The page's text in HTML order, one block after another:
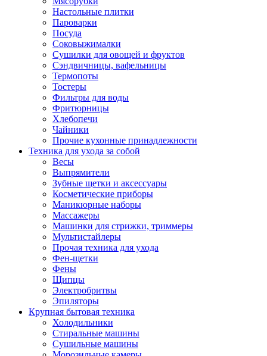
Зависимые комплекты
Посудомоечные машины встраиваемые
Стиральные машины встраиваемые
Холодильники встраиваемые
Техника для дома
Пылесосы
Утюги
Оверлоки
Настольные лампы
Часы
Стеклоочистители
Машинки для снятия катышков
Сушилки для белья и обуви
Климатическая техника
Приточно-вытяжные вентиляторы
Теплый пол
Обогреватели
Тепловентиляторы
Тепловые завесы
Тепловые пушки
Увлажнители
Радиаторы
Настольные плитки
Пароварки
Посуда
Соковыжималки
Сушилки для овощей и фруктов
Сэндвичницы, вафельницы
Термопоты
Тостеры
Фильтры для воды
Фритюрницы
Хлебопечи
Чайники
Прочие кухонные принадлежности
Техника для ухода за собой
Весы
Выпрямители
Зубные щетки и аксессуары
Косметические приборы
Маникюрные наборы
Массажеры
Машинки для стрижки, триммеры
Мультистайлеры
Прочая техника для ухода
Фен-щетки
Фены
Щипцы
Электробритвы
Эпиляторы
Крупная бытовая техника
Холодильники
Стиральные машины
Сушильные машины